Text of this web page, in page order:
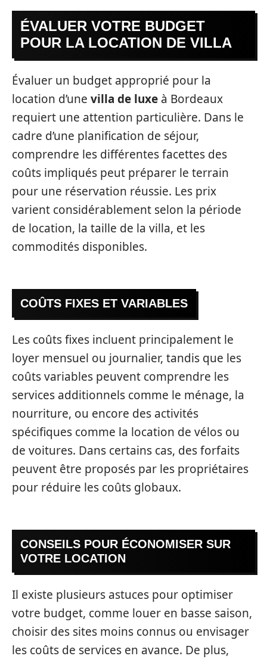
ÉVALUER VOTRE BUDGET
POUR LA LOCATION DE VILLA
Évaluer un budget approprié pour la
location d’une villa de luxe à Bordeaux
requiert une attention particulière. Dans le
cadre d’une planification de séjour,
comprendre les différentes facettes des
coûts impliqués peut préparer le terrain
pour une réservation réussie. Les prix
varient considérablement selon la période
de location, la taille de la villa, et les
commodités disponibles.
COÛTS FIXES ET VARIABLES
Les coûts fixes incluent principalement le
loyer mensuel ou journalier, tandis que les
coûts variables peuvent comprendre les
services additionnels comme le ménage, la
nourriture, ou encore des activités
spécifiques comme la location de vélos ou
de voitures. Dans certains cas, des forfaits
peuvent être proposés par les propriétaires
pour réduire les coûts globaux.
CONSEILS POUR ÉCONOMISER SUR
VOTRE LOCATION
Il existe plusieurs astuces pour optimiser
votre budget, comme louer en basse saison,
choisir des sites moins connus ou envisager
les coûts de services en avance. De plus,